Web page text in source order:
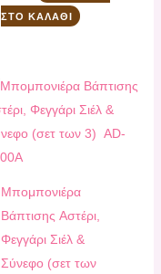
ΣΤΟ ΚΑΛΆΘΙ
Μπομπονιέρα
Βάπτισης Aστέρι,
Φεγγάρι Σιέλ &
Σύνεφο (σετ των